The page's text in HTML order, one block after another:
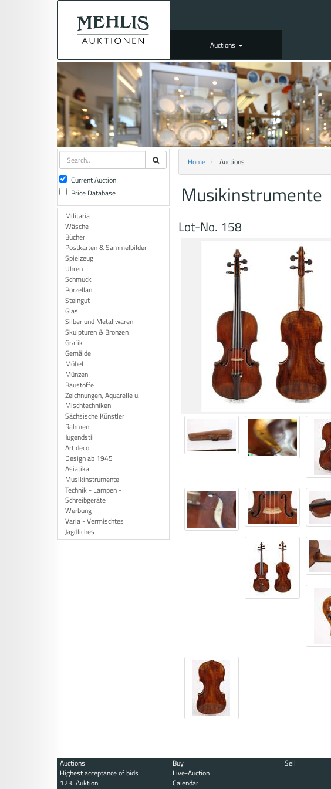
Auctions
Current Auction
Price Database
Militaria
Wäsche
Bücher
Postkarten & Sammelbilder
Spielzeug
Uhren
Schmuck
Porzellan
Steingut
Glas
Silber und Metallwaren
Skulpturen & Bronzen
Grafik
Gemälde
Möbel
Münzen
Baustoffe
Zeichnungen, Aquarelle u.
Mischtechniken
Sächsische Künstler
Rahmen
Jugendstil
Art deco
Design ab 1945
Asiatika
Musikinstrumente
Technik - Lampen -
Schreibgeräte
Werbung
Varia - Vermischtes
Jagdliches
Home Auctions
Musikinstrumente
Lot-No. 158
Auctions
Highest acceptance of bids
123. Auktion
Buy
Live-Auction
Calendar
Sell